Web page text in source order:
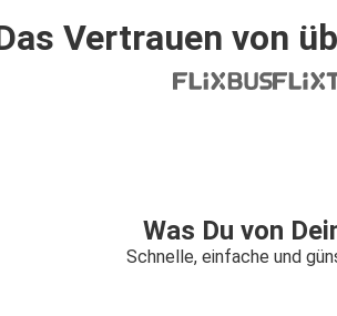
Vertrauen von
Was Du von
Schnelle, einfache und